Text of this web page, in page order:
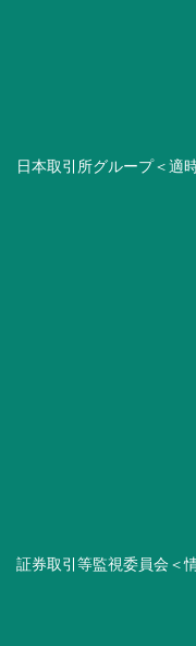
日本取引所グループ＜適
証券取引等監視委員会＜